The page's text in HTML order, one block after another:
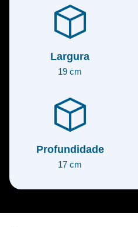
Largura
19 cm
Profundidade
17 cm